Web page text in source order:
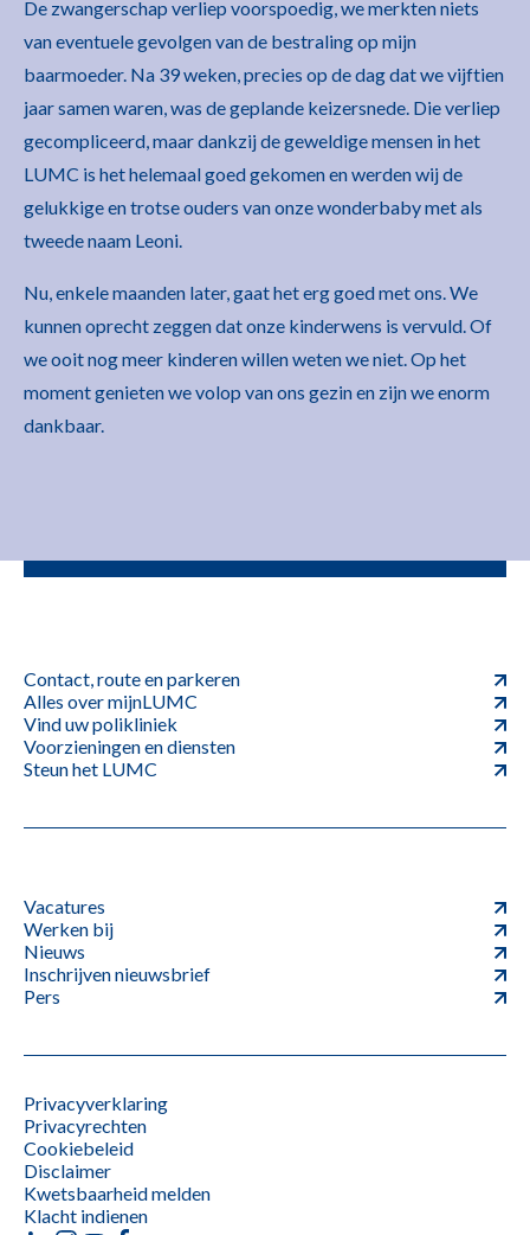
De zwangerschap verliep voorspoedig, we merkten niets
van eventuele gevolgen van de bestraling op mijn
baarmoeder. Na 39 weken, precies op de dag dat we vijftien
jaar samen waren, was de geplande keizersnede. Die verliep
gecompliceerd, maar dankzij de geweldige mensen in het
LUMC is het helemaal goed gekomen en werden wij de
gelukkige en trotse ouders van onze wonderbaby met als
tweede naam Leoni.
Nu, enkele maanden later, gaat het erg goed met ons. We
kunnen oprecht zeggen dat onze kinderwens is vervuld. Of
we ooit nog meer kinderen willen weten we niet. Op het
moment genieten we volop van ons gezin en zijn we enorm
dankbaar.
Contact, route en parkeren
Alles over mijnLUMC
Vind uw polikliniek
Voorzieningen en diensten
Steun het LUMC
Vacatures
Werken bij
Nieuws
Inschrijven nieuwsbrief
Pers
Privacyverklaring
Privacyrechten
Cookiebeleid
Disclaimer
Kwetsbaarheid melden
Klacht indienen